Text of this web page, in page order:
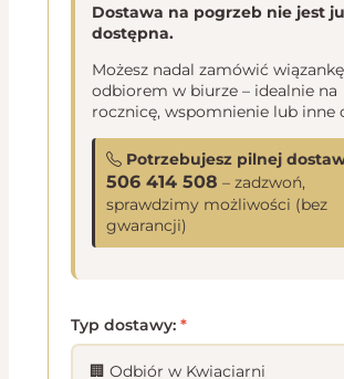
Dostawa na pogrzeb nie jest
dostępna.
Możesz nadal zamówić
odbiorem w biurze – idealnie na
rocznicę, wspomnienie lub inne
Potrzebujesz pilnej
506 414 508 – zadzwoń,
sprawdzimy możliwości (bez
gwarancji)
Typ dostawy: *